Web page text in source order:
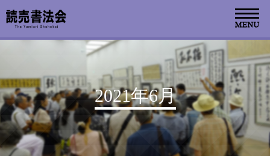
2021年6月
お知らせ
読売書法会について
読売書法展